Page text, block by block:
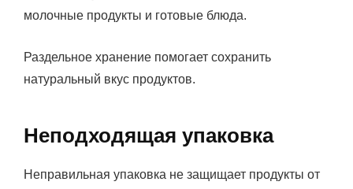
молочные продукты и готовые блюда.
Раздельное хранение помогает сохранить
натуральный вкус продуктов.
Неподходящая упаковка
Неправильная упаковка не защищает продукты от